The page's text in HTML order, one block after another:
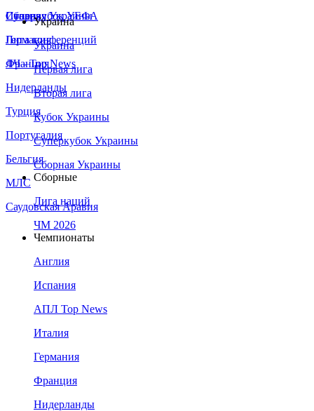
Сборная Украины
Италия
Германия
Франция
Нидерланды
Турция
Португалия
Бельгия
МЛС
Саудовская Аравия
Суперкубок УЕФА
Лига конференций
ЛЧ - Top News
Украина
Украина
Первая лига
Вторая лига
Кубок Украины
Суперкубок Украины
Сборная Украины
Сборные
Лига наций
ЧМ 2026
Чемпионаты
Англия
Испания
АПЛ Top News
Италия
Германия
Франция
Нидерланды